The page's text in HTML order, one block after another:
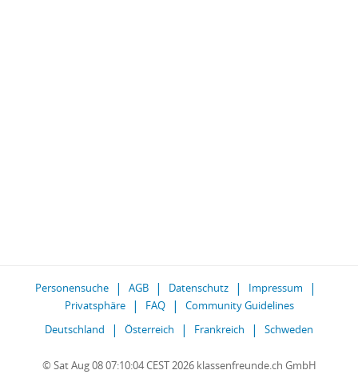
Personensuche AGB Datenschutz
Impressum
Privatsphäre
FAQ
Community Guidelines
Deutschland
Österreich Frankreich Schweden
© Sat Aug 08 07:10:04 CEST 2026 klassenfreunde.ch GmbH